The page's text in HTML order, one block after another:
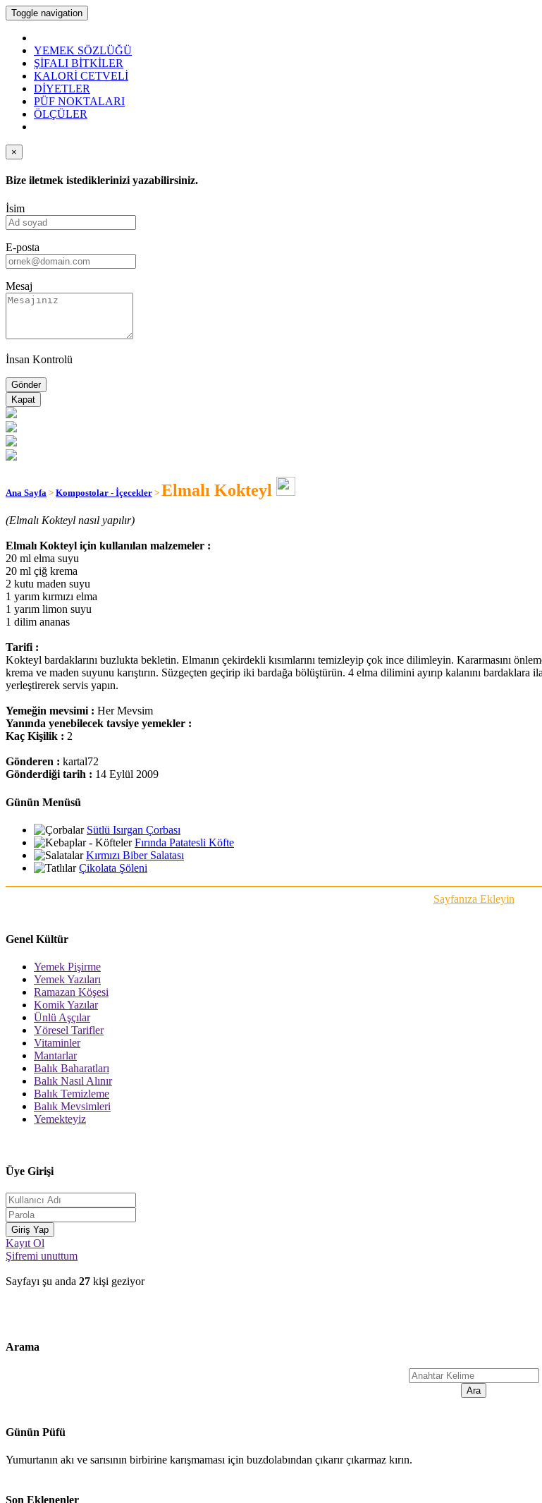
Toggle navigation
YEMEK SÖZLÜĞÜ
ŞİFALI BİTKİLER
KALORİ CETVELİ
DİYETLER
PÜF NOKTALARI
ÖLÇÜLER
×
Bize iletmek istediklerinizi yazabilirsiniz.
İsim
E-posta
Mesaj
İnsan Kontrolü
Kapat
Ana Sayfa > Kompostolar - İçecekler > Elmalı Kokteyl
(Elmalı Kokteyl nasıl yapılır)
Elmalı Kokteyl için kullanılan malzemeler :
20 ml elma suyu
20 ml çiğ krema
2 kutu maden suyu
1 yarım kırmızı elma
1 yarım limon suyu
1 dilim ananas
Tarifi :
Kokteyl bardaklarını buzlukta bekletin. Elmanın çekirdekli kısımlarını temizleyip çok ince dilimleyin. Kararmasını
krema ve maden suyunu karıştırın. Süzgeçten geçirip iki bardağa bölüştürün. 4 elma dilimini ayırıp kalanını
yerleştirerek servis yapın.
Yemeğin mevsimi : Her Mevsim
Yanında yenebilecek tavsiye yemekler :
Kaç Kişilik : 2
Gönderen : kartal72
Gönderdiği tarih : 14 Eylül 2009
Günün Menüsü
Sütlü Isırgan Çorbası
Fırında Patatesli Köfte
Kırmızı Biber Salatası
Çikolata Şöleni
Sayfanıza Ekleyin
Genel Kültür
Yemek Pişirme
Yemek Yazıları
Ramazan Köşesi
Komik Yazılar
Ünlü Aşçılar
Yöresel Tarifler
Vitaminler
Mantarlar
Balık Baharatları
Balık Nasıl Alınır
Balık Temizleme
Balık Mevsimleri
Yemekteyiz
Üye Girişi
Kayıt Ol
Şifremi unuttum
Sayfayı şu anda 27 kişi geziyor
Arama
Günün Püfü
Yumurtanın akı ve sarısının birbirine karışmaması için buzdolabından çıkarır çıkarmaz kırın.
Son Eklenenler